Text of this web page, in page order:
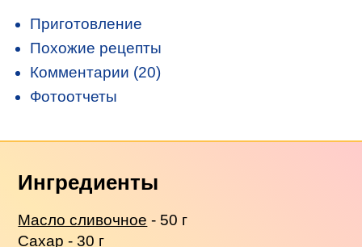
Приготовление
Похожие рецепты
Комментарии (20)
Фотоотчеты
Ингредиенты
Масло сливочное - 50 г
Сахар - 30 г